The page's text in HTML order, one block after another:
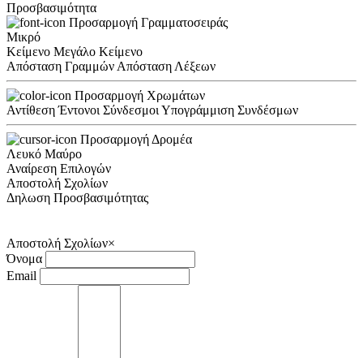
Προσβασιμότητα
Προσαρμογή Γραμματοσειράς
Μικρό
Κείμενο Μεγάλο Κείμενο
Απόσταση Γραμμών Απόσταση Λέξεων
Προσαρμογή Χρωμάτων
Αντίθεση Έντονοι Σύνδεσμοι Υπογράμμιση Συνδέσμων
Προσαρμογή Δρομέα
Λευκό Μαύρο
Αναίρεση Επιλογών
Αποστολή Σχολίων
Δηλωση Προσβασιμότητας
Αποστολή Σχολίων×
Όνομα
Email